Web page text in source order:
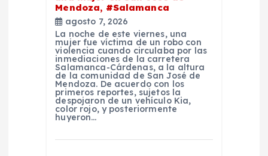
Mendoza, #Salamanca
agosto 7, 2026
La noche de este viernes, una
mujer fue víctima de un robo con
violencia cuando circulaba por las
inmediaciones de la carretera
Salamanca-Cárdenas, a la altura
de la comunidad de San José de
Mendoza. De acuerdo con los
primeros reportes, sujetos la
despojaron de un vehículo Kia,
color rojo, y posteriormente
huyeron…